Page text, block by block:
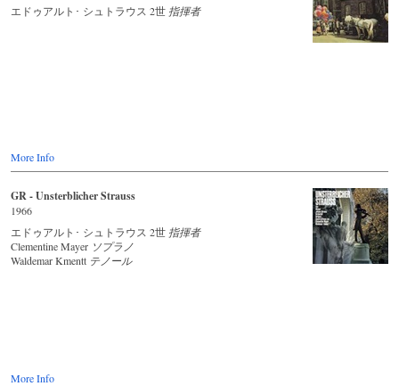
エドゥアルト･ シュトラウス 2世 指揮者
More Info
GR - Unsterblicher Strauss
1966
エドゥアルト･ シュトラウス 2世 指揮者
Clementine Mayer ソプラノ
Waldemar Kmentt テノール
More Info